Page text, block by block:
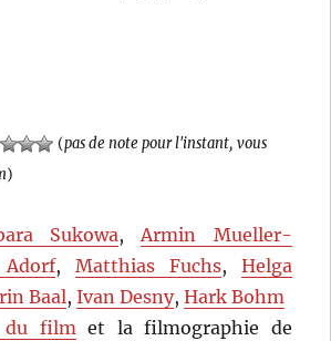
(pas de note pour l'instant, vous
)
Sukowa,Armin Mueller-
, Matthias Fuchs, Helga
Baal,Ivan Desny,Hark Bohm
du filmet la filmographie de